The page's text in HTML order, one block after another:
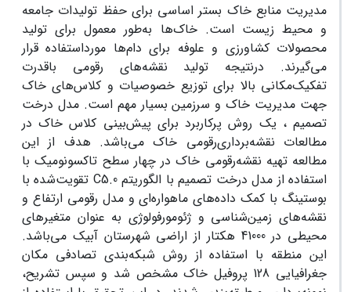
مدیریت منابع خاک بستر اساسی برای حفظ تولیدات جامعه
و محیط زیست است. خاک‌ها به‌طور معمول برای تولید
محصولات کشاورزی و علوفه برای دام‌ها مورد‌استفاده قرار
می‌گیرند. درنتیجه تولید نقشه‌های رقومی باقدرت
تفکیک‌مکانی بالا برای توزیع خصوصیات و کلاس‌های خاک
جهت مدیریت خاک و سرزمین بسیار مهم است. مدل‌ درخت
تصمیم ، یک روش پرکاربرد برای پیش‌بینی کلاس خاک در
مطالعات نقشه‌برداری‌رقومی خاک می‌باشد. هدف از این
مطالعه تهیه نقشه‌رقومی خاک در چهار سطح تاکسونومیک با
استفاده از مدل درخت تصمیم با الگوریتم C5.0 تقویت‌شده با
بوستینگ با کمک داده‌های ماهواره‌ای و مدل رقومی ارتفاع و
نقشه‌های زمین‌شناسی و ژئومورفولوژی به عنوان متغیرهای
محیطی در 41000 هکتار از اراضی شهرستان آبیک می‌باشد.
این منطقه با استفاده از روش شبکه‌بندی تصادفی مکان
جغرافیایی 128 پروفیل خاک مشخص شد و سپس تشریح،